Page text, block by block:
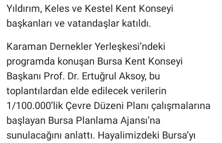
Yıldırım, Keles ve Kestel Kent Konseyi
başkanları ve vatandaşlar katıldı.
Karaman Dernekler Yerleşkesi’ndeki
programda konuşan Bursa Kent Konseyi
Başkanı Prof. Dr. Ertuğrul Aksoy, bu
toplantılardan elde edilecek verilerin
1/100.000’lik Çevre Düzeni Planı çalışmalarına
başlayan Bursa Planlama Ajansı’na
sunulacağını anlattı. Hayalimizdeki Bursa’yı